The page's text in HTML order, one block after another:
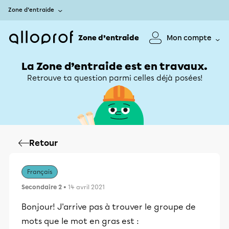
Zone d’entraide
Zone d’entraide Mon compte
La Zone d’entraide est en travaux.
Retrouve ta question parmi celles déjà posées!
Retour
Français
Secondaire 2 • 14 avril 2021
Bonjour! J'arrive pas à trouver le groupe de
mots que le mot en gras est :